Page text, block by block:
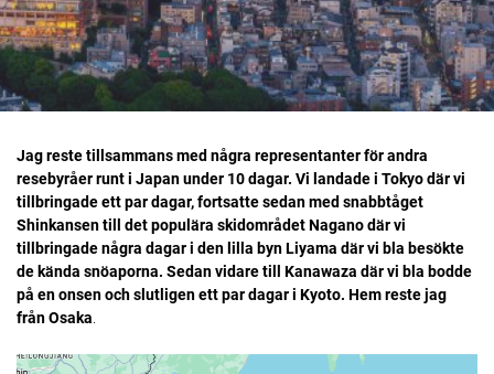
Jag reste tillsammans med några representanter för andra
resebyråer runt i Japan under 10 dagar. Vi landade i Tokyo där vi
tillbringade ett par dagar, fortsatte sedan med snabbtåget
Shinkansen till det populära skidområdet Nagano där vi
tillbringade några dagar i den lilla byn Liyama där vi bla besökte
de kända snöaporna. Sedan vidare till Kanawaza där vi bla bodde
på en onsen och slutligen ett par dagar i Kyoto. Hem reste jag
från Osaka.